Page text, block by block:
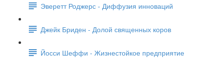
Эверетт Роджерс - Диффузия инноваций
Джейк Бриден - Долой священных коров
Йосси Шеффи - Жизнестойкое предприятие